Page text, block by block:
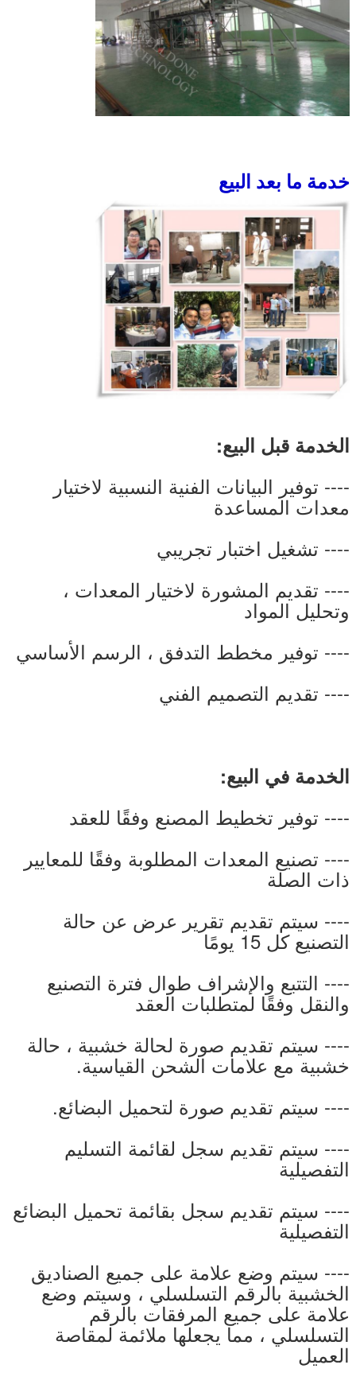
خدمة ما بعد البيع
الخدمة قبل البيع:
---- توفير البيانات الفنية النسبية لاختيار
معدات المساعدة
---- تشغيل اختبار تجريبي
---- تقديم المشورة لاختيار المعدات ،
وتحليل المواد
---- توفير مخطط التدفق ، الرسم الأساسي
---- تقديم التصميم الفني
الخدمة في البيع:
---- توفير تخطيط المصنع وفقًا للعقد
---- تصنيع المعدات المطلوبة وفقًا للمعايير
ذات الصلة
---- سيتم تقديم تقرير عرض عن حالة
التصنيع كل 15 يومًا
---- التتبع والإشراف طوال فترة التصنيع
والنقل وفقًا لمتطلبات العقد
---- سيتم تقديم صورة لحالة خشبية ، حالة
خشبية مع علامات الشحن القياسية.
---- سيتم تقديم صورة لتحميل البضائع.
---- سيتم تقديم سجل لقائمة التسليم
التفصيلية
---- سيتم تقديم سجل بقائمة تحميل البضائع
التفصيلية
---- سيتم وضع علامة على جميع الصناديق
الخشبية بالرقم التسلسلي ، وسيتم وضع
علامة على جميع المرفقات بالرقم
التسلسلي ، مما يجعلها ملائمة لمقاصة
العميل